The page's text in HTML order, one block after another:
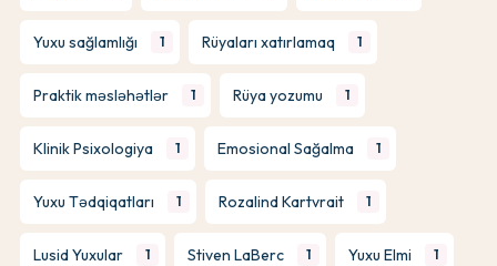
Yuxu sağlamlığı 1 Rüyaları xatırlamaq 1
Praktik məsləhətlər 1 Rüya yozumu 1
Klinik Psixologiya 1 Emosional Sağalma 1
Yuxu Tədqiqatları 1 Rozalind Kartvrait 1
Lusid Yuxular 1 Stiven LaBerc 1 Yuxu Elmi 1